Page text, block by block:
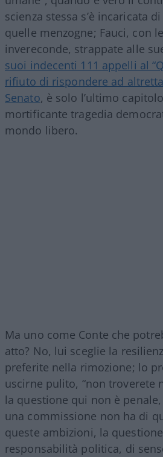
scienza stessa s’è incaricata
quelle menzogne; Fauci, con
invereconde, strappate alle
suoi indecenti 111 appelli al
rifiuto di rispondere ad
Senato, è solo l’ultimo
mortificante tragedia
mondo libero.
Ma uno come Conte che
atto? No, lui sceglie la
preferite nella rimozione; lo
uscirne pulito, “non troverete
la questione qui non è
una commissione non ha di
queste ambizioni, la
responsabilità politica, di